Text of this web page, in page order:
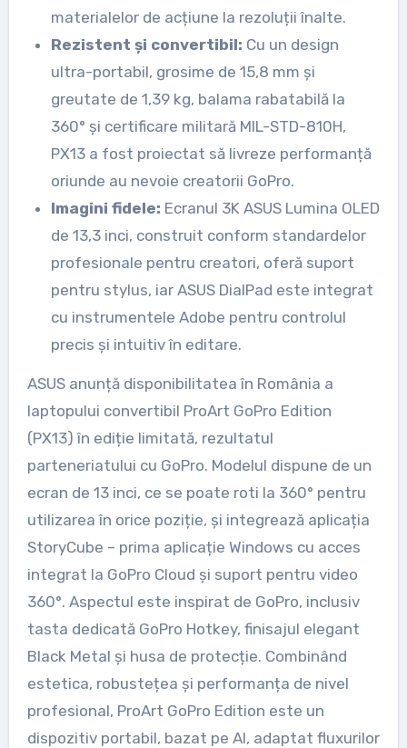
materialelor de acțiune la rezoluții înalte.
Rezistent și convertibil: Cu un design
ultra-portabil, grosime de 15,8 mm și
greutate de 1,39 kg, balama rabatabilă la
360° și certificare militară MIL-STD-810H,
PX13 a fost proiectat să livreze performanță
oriunde au nevoie creatorii GoPro.
Imagini fidele: Ecranul 3K ASUS Lumina OLED
de 13,3 inci, construit conform standardelor
profesionale pentru creatori, oferă suport
pentru stylus, iar ASUS DialPad este integrat
cu instrumentele Adobe pentru controlul
precis și intuitiv în editare.
ASUS anunță disponibilitatea în România a
laptopului convertibil ProArt GoPro Edition
(PX13) în ediție limitată, rezultatul
parteneriatului cu GoPro. Modelul dispune de un
ecran de 13 inci, ce se poate roti la 360° pentru
utilizarea în orice poziție, și integrează aplicația
StoryCube – prima aplicație Windows cu acces
integrat la GoPro Cloud și suport pentru video
360°. Aspectul este inspirat de GoPro, inclusiv
tasta dedicată GoPro Hotkey, finisajul elegant
Black Metal și husa de protecție. Combinând
estetica, robustețea și performanța de nivel
profesional, ProArt GoPro Edition este un
dispozitiv portabil, bazat pe AI, adaptat fluxurilor